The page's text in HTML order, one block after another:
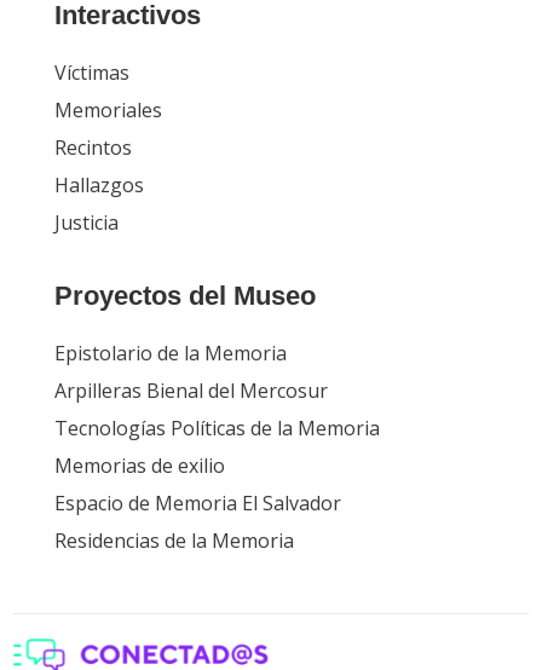
Interactivos
Víctimas
Memoriales
Recintos
Hallazgos
Justicia
Proyectos del Museo
Epistolario de la Memoria
Arpilleras Bienal del Mercosur
Tecnologías Políticas de la Memoria
Memorias de exilio
Espacio de Memoria El Salvador
Residencias de la Memoria